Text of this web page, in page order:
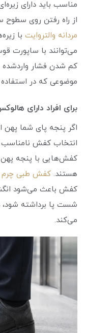
مناسب باید دارای
از راه رفتن روی
مردانه والتروایت
می‌توانند با ساپورت
کم شدن فشار واردشده
موضوعی که در
برای افراد دارای
اگر پنجه پای شما
انتخاب کفش نامناسب
کفش‌هایی با پنجه پهن
هستند. کفش طبی چرم
کفش باعث می‌شود
شست پا برداشته شود،
می‌کند.